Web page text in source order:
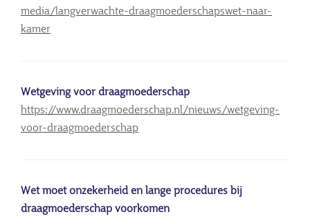
media/langverwachte-draagmoederschapswet-naar-
kamer
Wetgeving voor draagmoederschap
https://www.draagmoederschap.nl/nieuws/wetgeving-
voor-draagmoederschap
Wet moet onzekerheid en lange procedures bij
draagmoederschap voorkomen